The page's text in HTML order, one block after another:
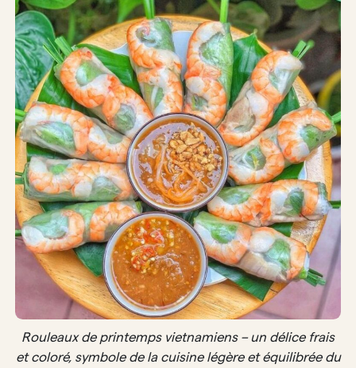
Rouleaux de printemps vietnamiens – un délice frais
et coloré, symbole de la cuisine légère et équilibrée du